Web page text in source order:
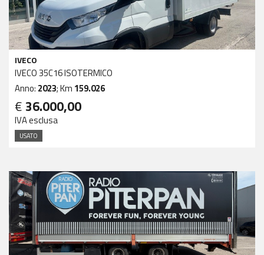
IVECO
IVECO 35C16 ISOTERMICO
Anno: 2023; Km 159.026
€ 36.000,00
IVA esclusa
USATO